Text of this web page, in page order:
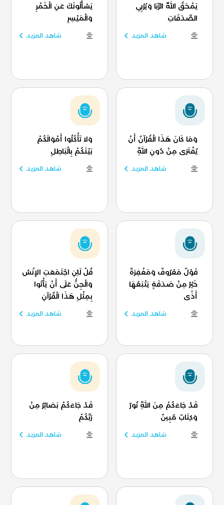
يَمْحَقُ اللَّهُ الرِّبَا وَيُرْبِي
الصَّدَقَاتِ
شاهد المزيد
يَسْأَلُونَكَ عَنِ الْخَمْرِ
وَالْمَيْسِرِ
شاهد المزيد
وَمَا كَانَ هَذَا الْقُرْآنُ أَنْ
يُفْتَرَى مِنْ دُونِ اللَّهِ
شاهد المزيد
وَلا تَأْكُلُوا أَمْوَالَكُمْ
بَيْنَكُمْ بِالْبَاطِلِ
شاهد المزيد
قَوْلٌ مَعْرُوفٌ وَمَغْفِرَةٌ
خَيْرٌ مِنْ صَدَقَةٍ يَتْبَعُهَا
أَذًى
شاهد المزيد
قُلْ لَئِنِ اجْتَمَعَتِ الإنْسُ
وَالْجِنُّ عَلَى أَنْ يَأْتُوا
بِمِثْلِ هَذَا الْقُرْآنِ
شاهد المزيد
قَدْ جَاءَكُمْ مِنَ اللَّهِ نُورٌ
وَكِتَابٌ مُبِينٌ
شاهد المزيد
قَدْ جَاءَكُمْ بَصَائِرُ مِنْ
رَبِّكُمْ
شاهد المزيد